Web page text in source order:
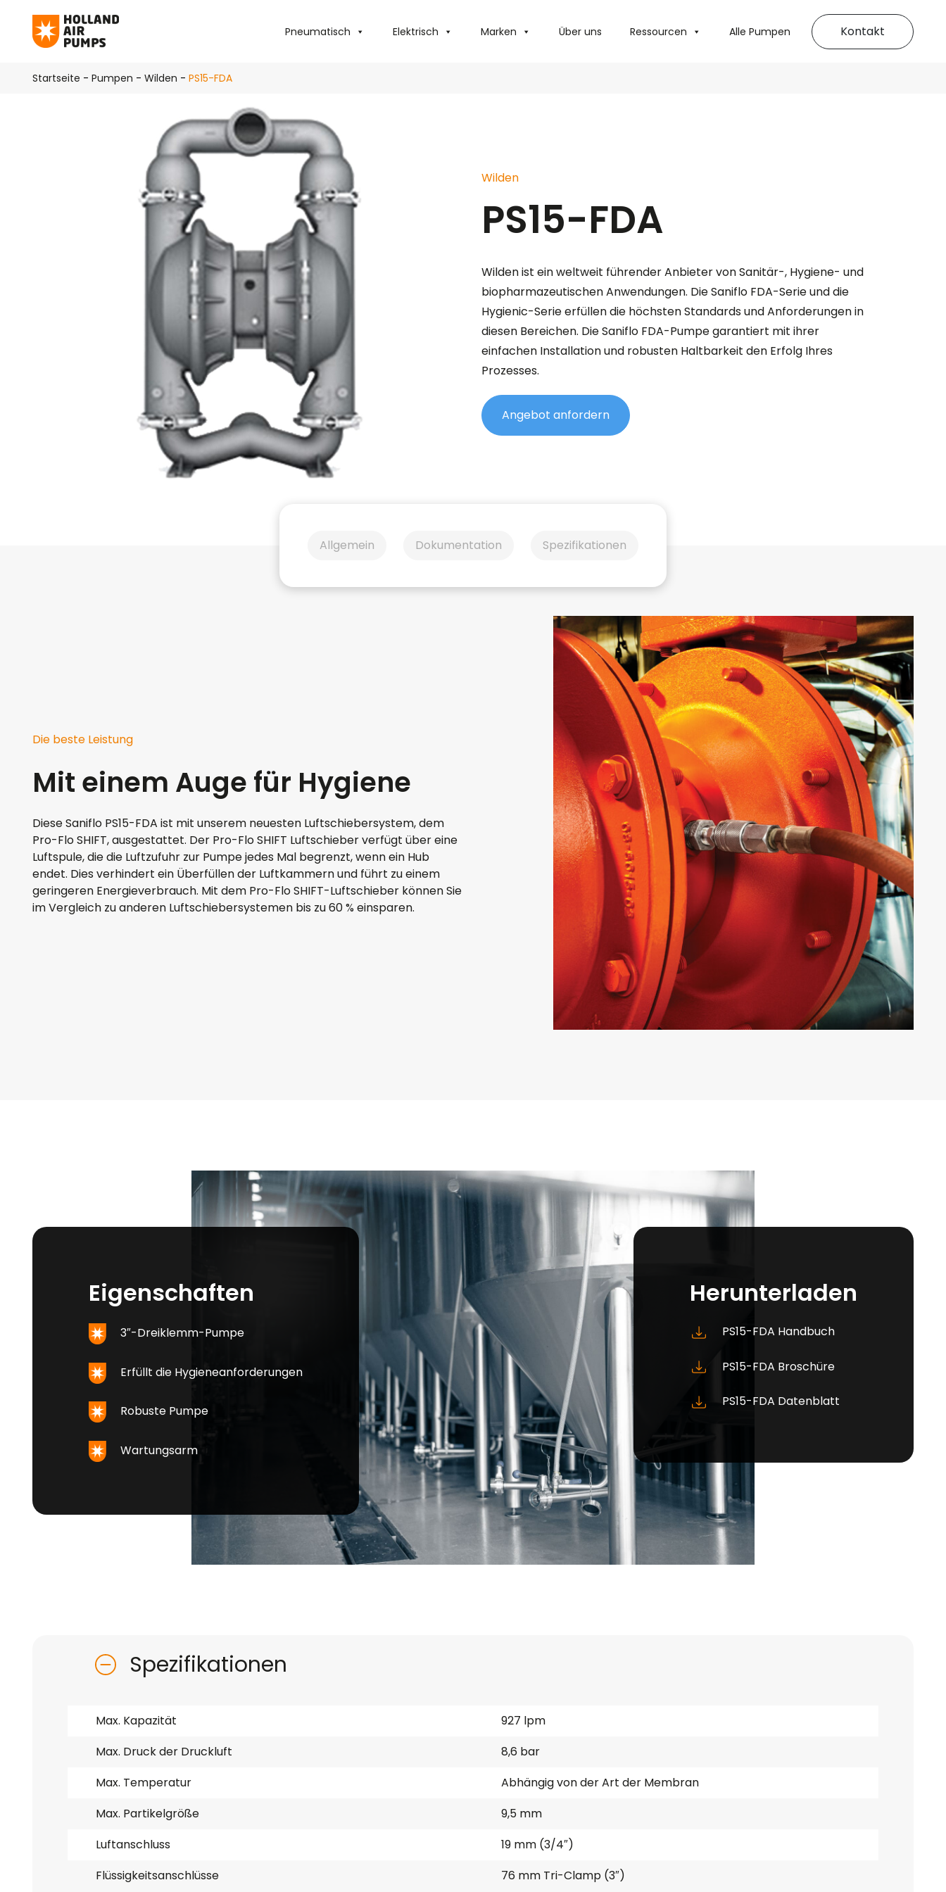
Zum Hauptinhalt springen
Pneumatisch Elektrisch Marken Über uns Ressourcen Alle Pumpen Kontakt
Startseite - Pumpen - Wilden - PS15-FDA
Wilden
PS15-FDA
Wilden ist ein weltweit führender Anbieter von Sanitär-, Hygiene- und
biopharmazeutischen Anwendungen. Die Saniflo FDA-Serie und die
Hygienic-Serie erfüllen die höchsten Standards und Anforderungen in
diesen Bereichen. Die Saniflo FDA-Pumpe garantiert mit ihrer
einfachen Installation und robusten Haltbarkeit den Erfolg Ihres
Prozesses.
Angebot anfordern
Allgemein Dokumentation Spezifikationen
Die beste Leistung
Mit einem Auge für Hygiene
Diese Saniflo PS15-FDA ist mit unserem neuesten Luftschiebersystem, dem
Pro-Flo SHIFT, ausgestattet. Der Pro-Flo SHIFT Luftschieber verfügt über eine
Luftspule, die die Luftzufuhr zur Pumpe jedes Mal begrenzt, wenn ein Hub
endet. Dies verhindert ein Überfüllen der Luftkammern und führt zu einem
geringeren Energieverbrauch. Mit dem Pro-Flo SHIFT-Luftschieber können Sie
im Vergleich zu anderen Luftschiebersystemen bis zu 60 % einsparen.
Eigenschaften
3″-Dreiklemm-Pumpe
Erfüllt die Hygieneanforderungen
Robuste Pumpe
Wartungsarm
Herunterladen
PS15-FDA Handbuch
PS15-FDA Broschüre
PS15-FDA Datenblatt
Spezifikationen
Max. Kapazität
927 lpm
Max. Druck der Druckluft
8,6 bar
Max. Temperatur
Abhängig von der Art der Membran
Max. Partikelgröße
9,5 mm
Luftanschluss
19 mm (3/4″)
Flüssigkeitsanschlüsse
76 mm Tri-Clamp (3″)